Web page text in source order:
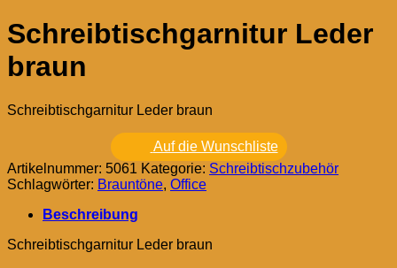
Schreibtischgarnitur Leder
braun
Schreibtischgarnitur Leder braun
Auf die Wunschliste
Artikelnummer: 5061 Kategorie: Schreibtischzubehör
Schlagwörter: Brauntöne, Office
Beschreibung
Schreibtischgarnitur Leder braun